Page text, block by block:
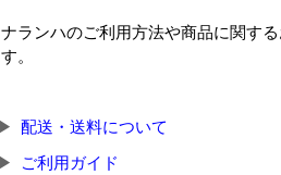
ナランハのご利用方法や商品に関する
す。
配送・送料について
ご利用ガイド